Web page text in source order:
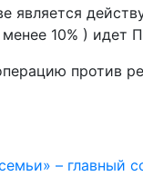
является
10% )
против
– главный